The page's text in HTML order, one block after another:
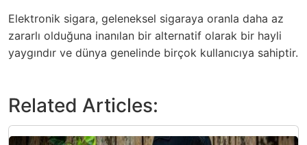
Elektronik sigara, geleneksel sigaraya oranla daha az
zararlı olduğuna inanılan bir alternatif olarak bir hayli
yaygındır ve dünya genelinde birçok kullanıcıya sahiptir.
Related Articles: